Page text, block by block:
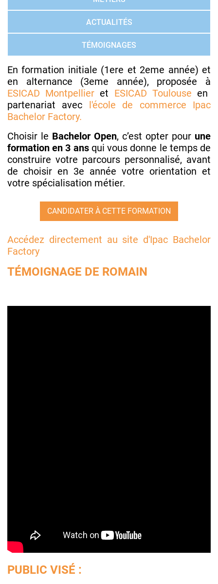
ACTUALITÉS
TÉMOIGNAGES
En formation initiale (1ere et 2eme année) et
en alternance (3eme année), proposée à
ESICAD Montpellier et ESICAD Toulouse en
partenariat avec l'école de commerce Ipac
Bachelor Factory.
Choisir le Bachelor Open, c’est opter pour une
formation en 3 ansqui vous donne le temps de
construire votre parcours personnalisé, avant
de choisir en 3e année votre orientation et
votre spécialisation métier.
CANDIDATER À CETTE FORMATION
Accédez directement au site d'Ipac Bachelor
Factory
TÉMOIGNAGE DE ROMAIN
PUBLIC VISÉ :